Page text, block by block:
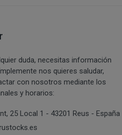
duda, necesitas información
nos quieres saludar,
con nosotros mediante los
y horarios:
25 Local 1 - 43201 Reus - España
Vulnerar los
Suplantar la
Reproducir,
transformar o
Recabar
con fines de
¿Cuál es la
estuviera
momento,
De no hallarse
PERUSTOCKS
cuyo caso, el
resolución del
En caso de